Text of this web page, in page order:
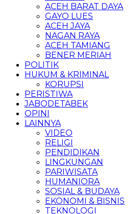
ACEH BARAT DAYA
GAYO LUES
ACEH JAYA
NAGAN RAYA
ACEH TAMIANG
BENER MERIAH
POLITIK
HUKUM & KRIMINAL
KORUPSI
PERISTIWA
JABODETABEK
OPINI
LAINNYA
VIDEO
RELIGI
PENDIDIKAN
LINGKUNGAN
PARIWISATA
HUMANIORA
SOSIAL & BUDAYA
EKONOMI & BISNIS
TEKNOLOGI